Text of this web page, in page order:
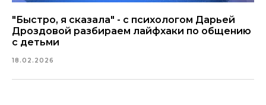
"Быстро, я сказала" - с психологом Дарьей
Дроздовой разбираем лайфхаки по общению
с детьми
18.02.2026